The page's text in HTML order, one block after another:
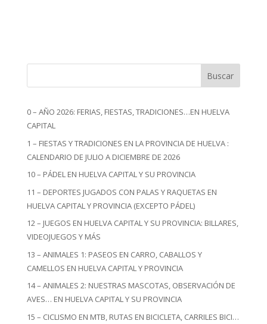
Buscar
0 – AÑO 2026: FERIAS, FIESTAS, TRADICIONES…EN HUELVA
CAPITAL
1 – FIESTAS Y TRADICIONES EN LA PROVINCIA DE HUELVA :
CALENDARIO DE JULIO A DICIEMBRE DE 2026
10 – PÁDEL EN HUELVA CAPITAL Y SU PROVINCIA
11 – DEPORTES JUGADOS CON PALAS Y RAQUETAS EN
HUELVA CAPITAL Y PROVINCIA (EXCEPTO PÁDEL)
12 – JUEGOS EN HUELVA CAPITAL Y SU PROVINCIA: BILLARES,
VIDEOJUEGOS Y MÁS
13 – ANIMALES 1: PASEOS EN CARRO, CABALLOS Y
CAMELLOS EN HUELVA CAPITAL Y PROVINCIA
14 – ANIMALES 2: NUESTRAS MASCOTAS, OBSERVACIÓN DE
AVES… EN HUELVA CAPITAL Y SU PROVINCIA
15 – CICLISMO EN MTB, RUTAS EN BICICLETA, CARRILES BICI…